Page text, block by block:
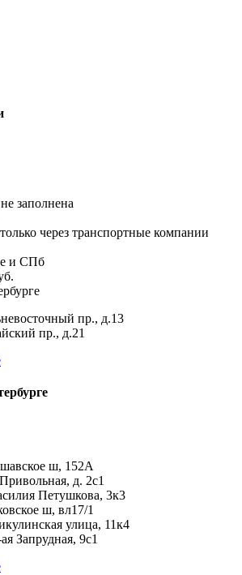
заполнена
через транспортные компании
и СПб
пр., д.13
пр., д.21
ш, 152А
д. 2с1
Петушкова, 3к3
ш, вл17/1
улица, 11к4
Запрудная, 9с1